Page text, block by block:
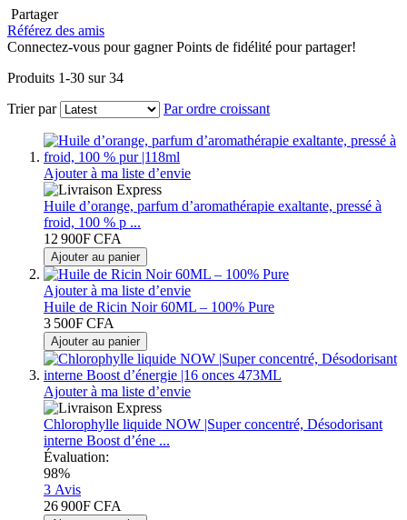
Partager
Référez des amis
Connectez-vous pour gagner Points de fidélité pour partager!
Produits 1-30 sur34
Trier par
Par ordre croissant
Ajouter à ma liste d’envie
Huile d’orange, parfum d’aromathérapie exaltante, pressé à
froid, 100 % p ...
12 900F CFA
Ajouter au panier
Ajouter à ma liste d’envie
Huile de Ricin Noir 60ML – 100% Pure
3 500F CFA
Ajouter au panier
Ajouter à ma liste d’envie
Chlorophylle liquide NOW |Super concentré, Désodorisant
interne Boost d’éne ...
Évaluation:
98%
3 Avis
26 900F CFA